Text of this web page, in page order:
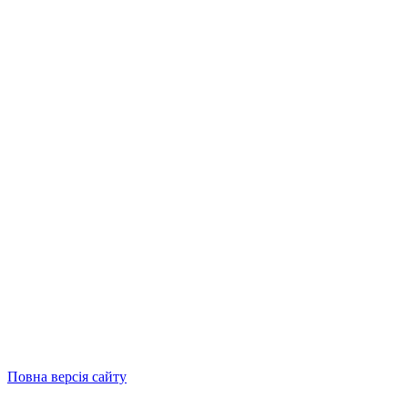
Повна версія сайту